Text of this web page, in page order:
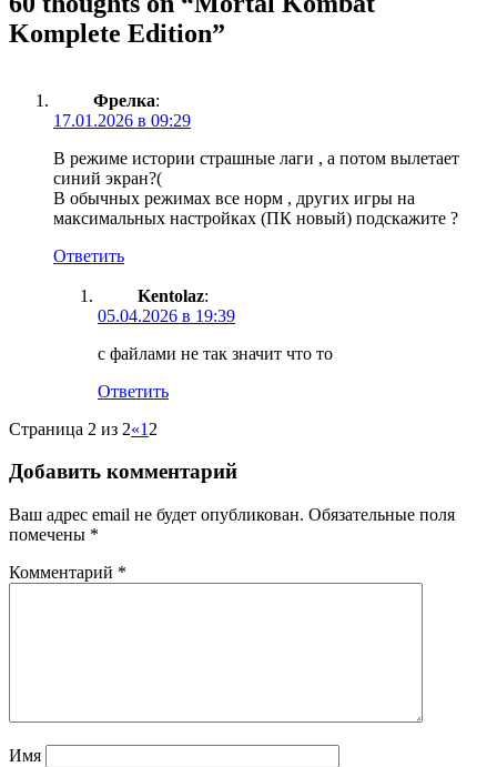
Komplete Edition”
Фрелка:
17.01.2026 в 09:29
В режиме истории страшные лаги , а потом вылетает
синий экран?(
В обычных режимах все норм , других игры на
максимальных настройках (ПК новый) подскажите ?
Ответить
Kentolaz:
05.04.2026 в 19:39
с файлами не так значит что то
Ответить
Страница 2 из 2«1 2
Добавить комментарий
Ваш адрес email не будет опубликован. Обязательные поля
помечены *
Комментарий *
Имя